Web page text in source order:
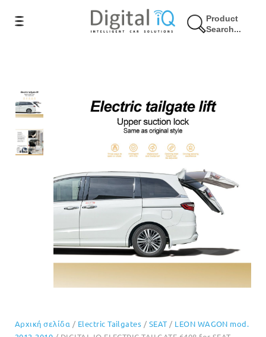
Product
Search...
Αρχική σελίδα / Electric Tailgates / SEAT/ LEON WAGON mod.